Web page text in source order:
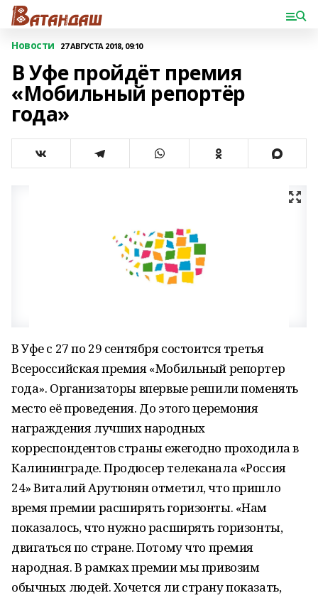
Новости 27 АВГУСТА 2018, 09:10
В Уфе пройдёт премия
«Мобильный репортёр
года»
В Уфе с 27 по 29 сентября состоится третья
Всероссийская премия «Мобильный репортер
года». Организаторы впервые решили поменять
место её проведения. До этого церемония
награждения лучших народных
корреспондентов страны ежегодно проходила в
Калининграде. Продюсер телеканала «Россия
24» Виталий Арутюнян отметил, что пришло
время премии расширять горизонты. «Нам
показалось, что нужно расширять горизонты,
двигаться по стране. Потому что премия
народная. В рамках премии мы привозим
обычных людей. Хочется ли страну показать,